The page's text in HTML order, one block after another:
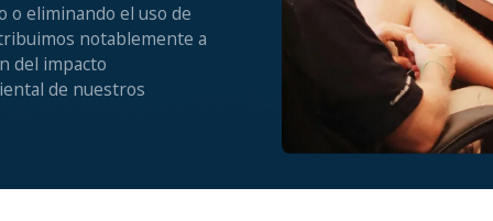
o eliminando el uso de
notablemente a
del impacto
de nuestros